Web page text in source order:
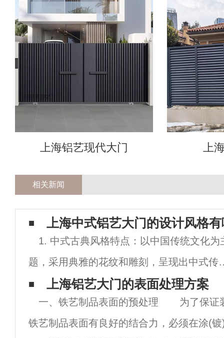
上海铝艺现代大门 上
相关新闻
上海中式铝艺大门的设计风格
1. 中式古典风格特点：以中国传统文化为
题，采用典雅的花纹和雕刻，呈现出中式传
的风格。大门上可能刻有传统的图案，如龙
呈祥、祥云瑞气等，寓意吉祥如意，彰显出
厚的文化底蕴和古典韵味。适用场景：适合
上海铝艺大门的表面处理方案
一、铁艺制品表面的预处理 为了保证
铁艺制品表面有良好的结合力，必须在涂(